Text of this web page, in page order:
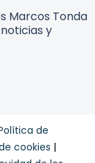
Marcos Tonda
y
de
cookies |